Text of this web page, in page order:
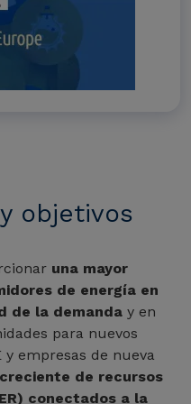
objetivos
una mayor
de energía en
de la demanda y en
para nuevos
y empresas de nueva
de recursos
conectados a la